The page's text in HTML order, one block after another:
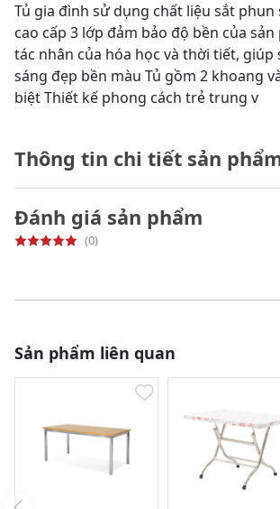
Tủ gia đình sử dụng chất liệu sắt
cao cấp 3 lớp đảm bảo độ bền của
tác nhân của hóa học và thời tiết, giúp
sáng đẹp bền màu Tủ gồm 2 khoang
biệt Thiết kế phong cách trẻ trung v
Thông tin chi tiết sản
Đánh giá sản phẩm
(0)
Sản phẩm liên quan